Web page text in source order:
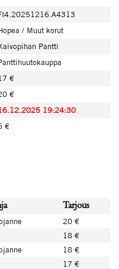
/ Muut korut
Pantti
€
€
19:24:30
€
Tarjous
20 €
18 €
18 €
17 €